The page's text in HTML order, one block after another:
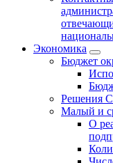
Экономика
Бюджет
Решения
Малый и
О